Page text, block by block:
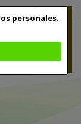
personales.